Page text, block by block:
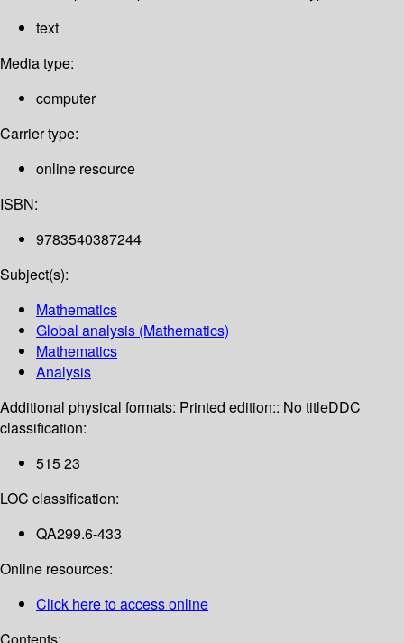
text
Media type:
computer
Carrier type:
online resource
ISBN:
9783540387244
Subject(s):
Mathematics
Global analysis (Mathematics)
Mathematics
Analysis
Additional physical formats: Printed edition:: No titleDDC
classification:
515 23
LOC classification:
QA299.6-433
Online resources:
Click here to access online